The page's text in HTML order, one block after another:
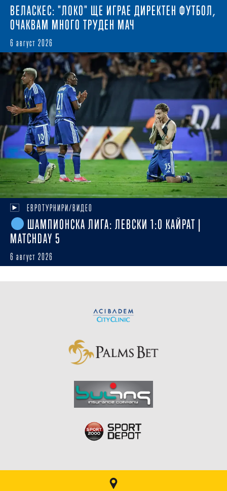
ВЕЛАСКЕС: "ЛОКО" ЩЕ ИГРАЕ ДИРЕКТЕН ФУТБОЛ,
ОЧАКВАМ МНОГО ТРУДЕН МАЧ
6 август 2026
ЕВРОТУРНИРИ/ВИДЕО
ШАМПИОНСКА ЛИГА: ЛЕВСКИ 1:0 КАЙРАТ |
MATCHDAY 5
6 август 2026